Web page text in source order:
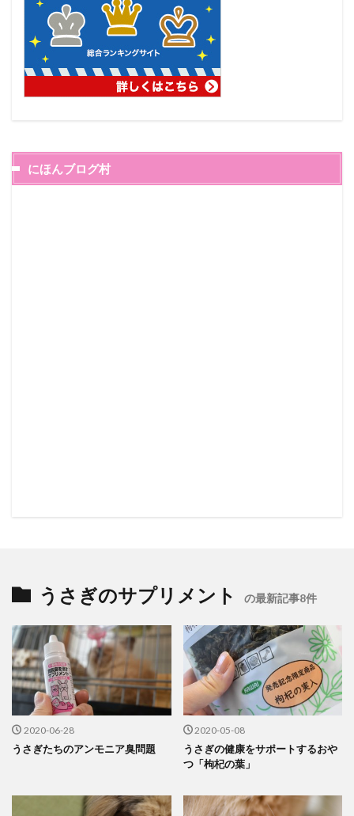
にほんブログ村
うさぎのサプリメント の最新記事8件
2020-06-28
うさぎたちのアンモニア臭問題
2020-05-08
うさぎの健康をサポートするおや
つ「枸杞の葉」